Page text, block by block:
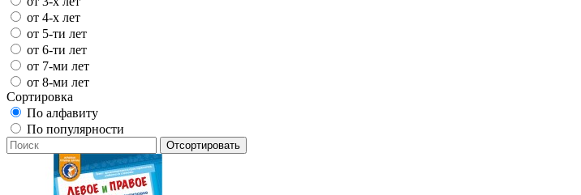
от 4-х лет
от 5-ти лет
от 6-ти лет
от 7-ми лет
от 8-ми лет
Сортировка
По алфавиту
По популярности